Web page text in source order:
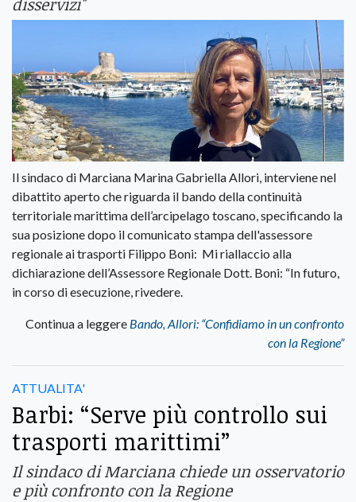
Il sindaco di Marciana Marina Gabriella Allori, interviene nel
dibattito aperto che riguarda il bando della continuità
territoriale marittima dell’arcipelago toscano, specificando la
sua posizione dopo il comunicato stampa dell'assessore
regionale ai trasporti Filippo Boni: Mi riallaccio alla
dichiarazione dell’Assessore Regionale Dott. Boni: “In futuro,
in corso di esecuzione, rivedere.
Continua a leggere Bando, Allori: “Confidiamo in un confronto
con la Regione”
ATTUALITA'
Barbi: “Serve più controllo sui
trasporti marittimi”
Il sindaco di Marciana chiede un osservatorio
e più confronto con la Regione